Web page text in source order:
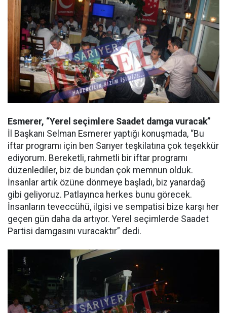
Esmerer, “Yerel seçimlere Saadet damga vuracak”
İl Başkanı Selman Esmerer yaptığı konuşmada, “Bu
iftar programı için ben Sarıyer teşkilatına çok teşekkür
ediyorum. Bereketli, rahmetli bir iftar programı
düzenlediler, biz de bundan çok memnun olduk.
İnsanlar artık özüne dönmeye başladı, biz yanardağ
gibi geliyoruz. Patlayınca herkes bunu görecek.
İnsanların teveccühü, ilgisi ve sempatisi bize karşı her
geçen gün daha da artıyor. Yerel seçimlerde Saadet
Partisi damgasını vuracaktır” dedi.